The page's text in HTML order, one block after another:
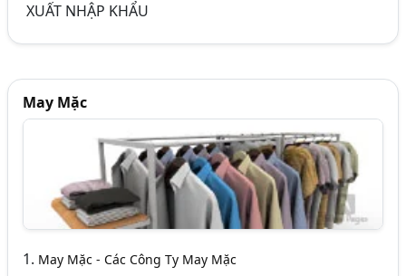
XUẤT NHẬP KHẨU
May Mặc
1. May Mặc - Các Công Ty May Mặc